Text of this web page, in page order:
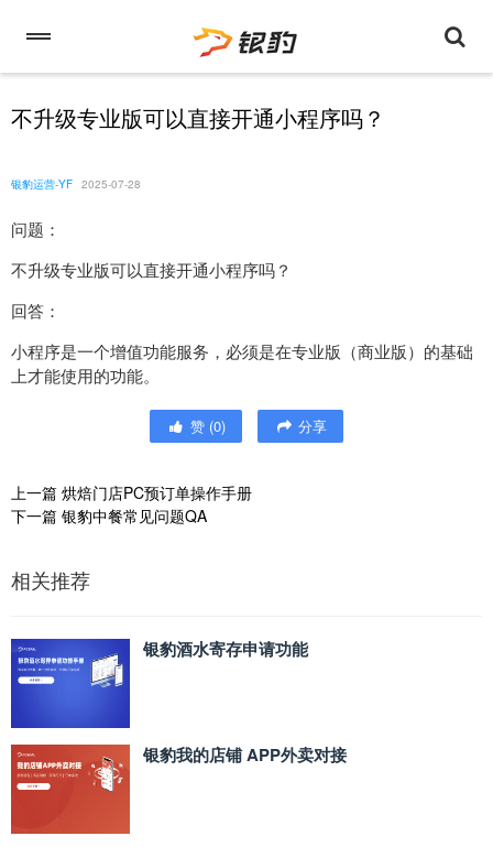
不升级专业版可以直接开通小程序吗？
银豹运营-YF 2025-07-28
问题：
不升级专业版可以直接开通小程序吗？
回答：
小程序是一个增值功能服务，必须是在专业版（商业版）的基础
上才能使用的功能。
赞 (0) 分享
上一篇 烘焙门店PC预订单操作手册
下一篇 银豹中餐常见问题QA
相关推荐
银豹酒水寄存申请功能
银豹我的店铺 APP外卖对接